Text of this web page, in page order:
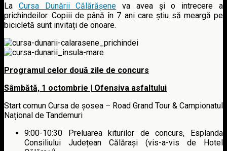
La Cursa Dunării Călărășene va avea și o intrecere a
prichindeilor. Copiii de până în 7 ani care știu să meargă pe
bicicletă sunt invitați de onoare.
Programul celor două zile de concurs
Sâmbătă, 1 octombrie | Ofensiva asfaltului
Start comun Cursa de șosea – Road Grand Tour & Campionatul
Național de Tandemuri
9:00-10:30 Preluarea kiturilor de concurs, Esplanda
Consiliului Județean Călărași (vis-a-vis de Hotel